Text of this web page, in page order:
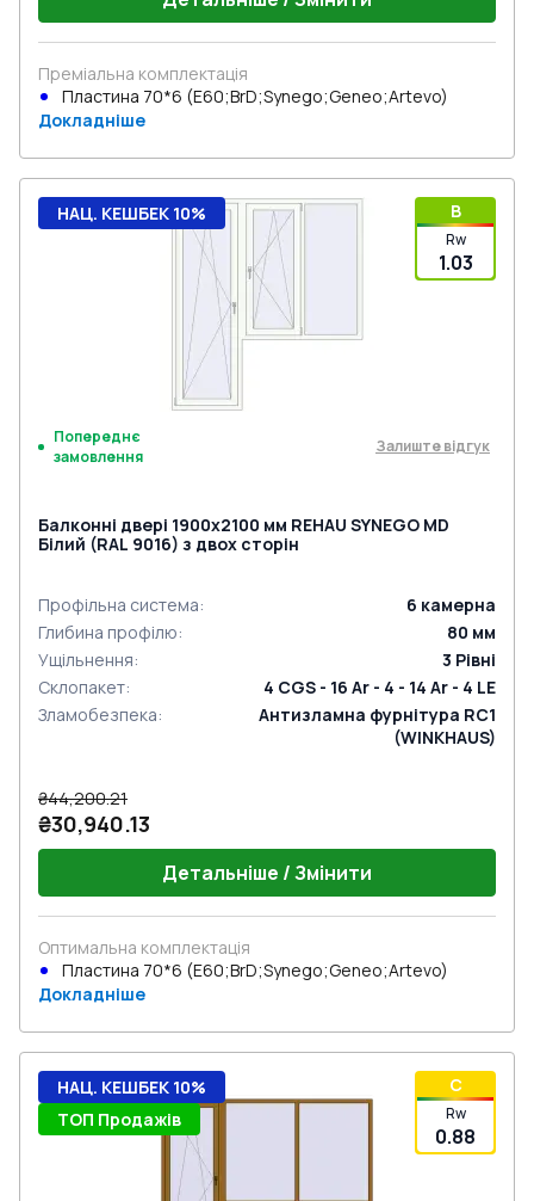
Преміальна комплектація
Пластина 70*6 (E60;BrD;Synego;Geneo;Artevo)
Докладніше
B
Rw
1.03
НАЦ. КЕШБЕК 10%
Попереднє
замовлення
Залиште відгук
Балконні двері 1900x2100 мм REHAU SYNEGO MD
Білий (RAL 9016) з двох сторін
Профільна система: 6 камерна
Глибина профілю: 80 мм
Ущільнення: 3 Рівні
Склопакет:
4 CGS - 16 Ar - 4 - 14 Ar - 4 LE
Зламобезпека:
Антизламна фурнітура RC1
(WINKHAUS)
₴44,200.21
₴30,940.13
Детальніше / Змінити
Оптимальна комплектація
Пластина 70*6 (E60;BrD;Synego;Geneo;Artevo)
Докладніше
C
Rw
0.88
НАЦ. КЕШБЕК 10%
ТОП Продажів